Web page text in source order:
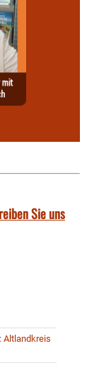
Sie uns
Altlandkreis